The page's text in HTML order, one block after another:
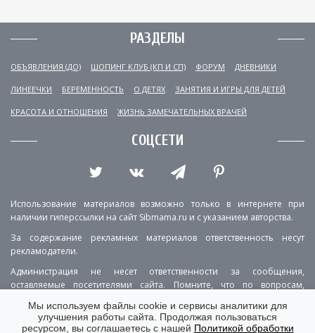
РАЗДЕЛЫ
ОБЪЯВЛЕНИЯ (ДО) ШОПИНГ КЛУБ (КП И СП) ФОРУМ ДНЕВНИКИ
ЛИНЕЕЧКИ БЕРЕМЕННОСТЬ О ДЕТЯХ ЗАНЯТИЯ И ИГРЫ ДЛЯ ДЕТЕЙ
КРАСОТА И ОТНОШЕНИЯ ЖИЗНЬ ЗАМЕЧАТЕЛЬНЫХ ВРАЧЕЙ
СОЦСЕТИ
Использование материалов возможно только в интернете при
наличии гиперссылки на сайт Sibmama.ru и с указанием авторства.
За содержание рекламных материалов ответственность несут
рекламодатели.
Администрация не несет ответственности за сообщения,
оставляемые посетителями сайта. Помните, что по вопросам,
РЕКЛАМА О ПРОЕКТЕ КОНТАКТЫ
Мы используем файлы cookie и сервисы аналитики для
улучшения работы сайта. Продолжая пользоваться
ресурсом, вы соглашаетесь с нашей Политикой обработки